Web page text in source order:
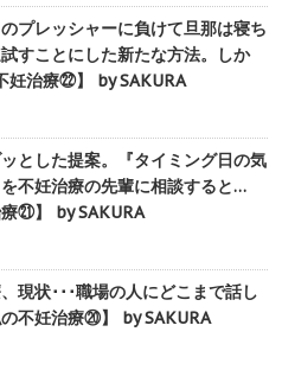
プレッシャーに負けて旦那は寝ち
すことにした新たな方法。しか
妊治療㉒】 by SAKURA
とした提案。『タイミング日の気
不妊治療の先輩に相談すると…
療㉑】 by SAKURA
現状･･･職場の人にどこまで話し
不妊治療⑳】 by SAKURA